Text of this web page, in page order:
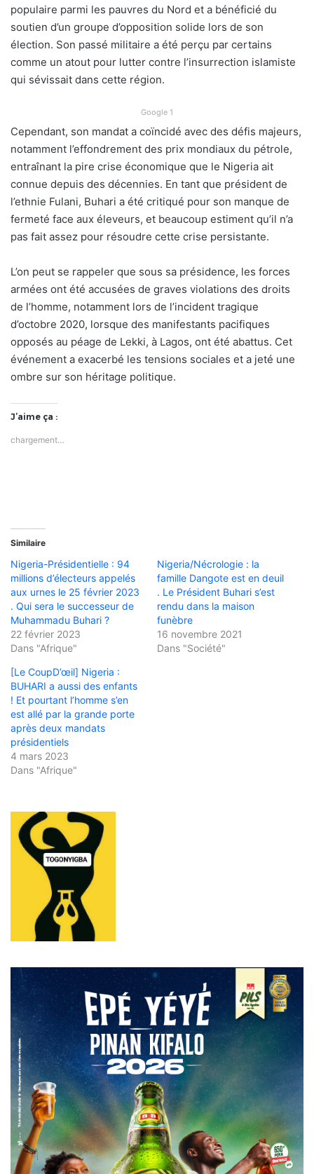
populaire parmi les pauvres du Nord et a bénéficié du
soutien d’un groupe d’opposition solide lors de son
élection. Son passé militaire a été perçu par certains
comme un atout pour lutter contre l’insurrection islamiste
qui sévissait dans cette région.
Google 1
Cependant, son mandat a coïncidé avec des défis majeurs,
notamment l’effondrement des prix mondiaux du pétrole,
entraînant la pire crise économique que le Nigeria ait
connue depuis des décennies. En tant que président de
l’ethnie Fulani, Buhari a été critiqué pour son manque de
fermeté face aux éleveurs, et beaucoup estiment qu’il n’a
pas fait assez pour résoudre cette crise persistante.
L’on peut se rappeler que sous sa présidence, les forces
armées ont été accusées de graves violations des droits
de l’homme, notamment lors de l’incident tragique
d’octobre 2020, lorsque des manifestants pacifiques
opposés au péage de Lekki, à Lagos, ont été abattus. Cet
événement a exacerbé les tensions sociales et a jeté une
ombre sur son héritage politique.
J’aime ça :
chargement…
Similaire
Nigeria-Présidentielle : 94
millions d’électeurs appelés
aux urnes le 25 février 2023
. Qui sera le successeur de
Muhammadu Buhari ?
22 février 2023
Dans "Afrique"
Nigeria/Nécrologie : la
famille Dangote est en deuil
. Le Président Buhari s’est
rendu dans la maison
funèbre
16 novembre 2021
Dans "Société"
[Le CoupD’œil] Nigeria :
BUHARI a aussi des enfants
! Et pourtant l’homme s’en
est allé par la grande porte
après deux mandats
présidentiels
4 mars 2023
Dans "Afrique"